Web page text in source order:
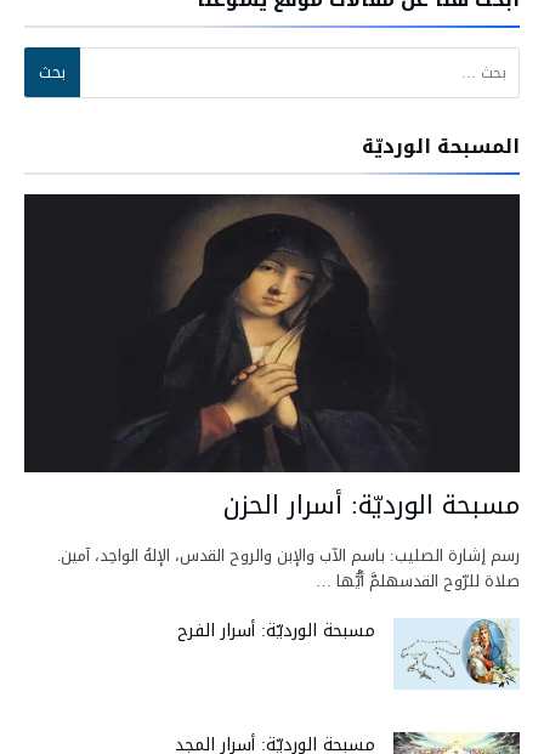
البحث عن:
المسبحة الورديّة
مسبحة الورديّة: أسرار الحزن
رسم إشارة الصليب: باسم الآب والإبن والروح القدس، الإلهُ الواحِد، آمين.
صلاة للرّوح القدسهلمَّ أيُّها …
مسبحة الورديّة: أسرار الفرح
مسبحة الورديّة: أسرار المجد